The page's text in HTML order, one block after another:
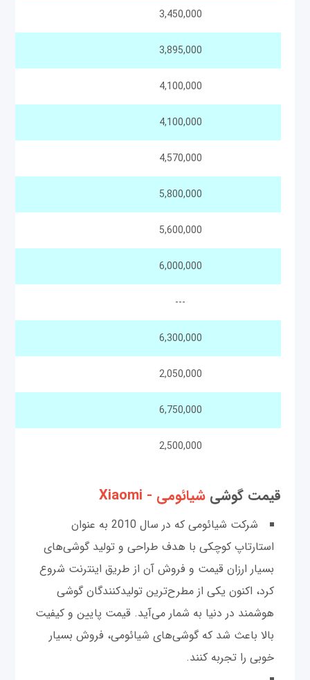
3,450,000
3,895,000
4,100,000
4,100,000
4,570,000
5,800,000
5,600,000
6,000,000
---
6,300,000
2,050,000
6,750,000
2,500,000
قیمت گوشی‌شیائومی - Xiaomi
شرکت شیائومی که در سال 2010 به عنوان
استارتاپ کوچکی با هدف طراحی و تولید گوشی‌های
بسیار ارزان قیمت و فروش آن از طریق اینترنت شروع
کرد، اکنون یکی از مطرح‌ترین تولیدکنندگان گوشی
هوشمند در دنیا به شمار می‌آید. قیمت پایین و کیفیت
بالا باعث شد که گوشی‌های شیائومی، فروش بسیار
خوبی را تجربه کنند.